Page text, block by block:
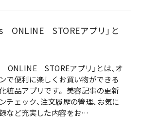
ONLINE STOREアプリ」と
ONLINE STOREアプリ」とは、オ
で便利に楽しくお買い物ができる
粧品アプリです。 美容記事の更新
チェック、注文履歴の管理、お気に
など充実した内容をお…